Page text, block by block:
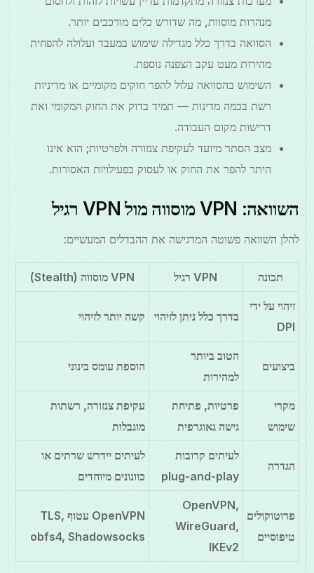
מנהרות מוסוות, מה שדורש כלים מורכבים יותר.
הסוואה בדרך כלל מגדילה שימוש במעבד ועלולה להפחית
מהירות מעט עקב הצפנה נוספת.
השימוש בהסוואה עלול להפר חוקים מקומיים או מדיניות
רשת בכמה מדינות — תמיד בדוק את החוק המקומי ואת
דרישות מקום העבודה.
מצב הסתר מיועד לעקיפת צנזורה ולפרטיות; הוא אינו
היתר להפר את החוק או לעסוק בפעילויות האסורות.
השוואה: VPN מוסווה מול VPN רגיל
להלן השוואה פשוטה המדגישה את ההבדלים המעשיים:
תכונה VPN רגיל VPN מוסווה (Stealth)
זיהוי על ידי
DPI
בדרך כלל ניתן לזיהוי קשה יותר לזיהוי
ביצועים
הטוב ביותר
למהירות
הוספת עומס בינוני
מקרי
שימוש
פרטיות, פתיחת
גישה גאוגרפית
עקיפת צנזורה, רשתות
מוגבלות
הגדרה
לעיתים קרובות
plug-and-play
לעיתים יידרש שרתים או
כוונונים מיוחדים
פרוטוקולים
טיפוסיים
OpenVPN,
WireGuard,
IKEv2
OpenVPN עטוף TLS,
obfs4, Shadowsocks